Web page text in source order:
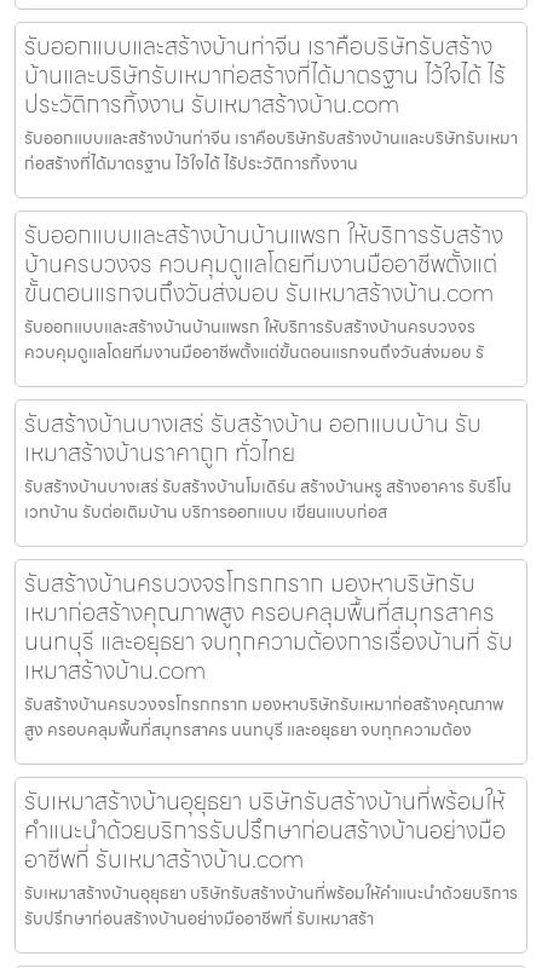
รับออกแบบและสร้างบ้านท่าจีน เราคือบริษัทรับสร้าง
บ้านและบริษัทรับเหมาก่อสร้างที่ได้มาตรฐาน ไว้ใจได้ ไร้
ประวัติการทิ้งงาน รับเหมาสร้างบ้าน.com
รับออกแบบและสร้างบ้านท่าจีน เราคือบริษัทรับสร้างบ้านและบริษัทรับเหมา
ก่อสร้างที่ได้มาตรฐาน ไว้ใจได้ ไร้ประวัติการทิ้งงาน
รับออกแบบและสร้างบ้านบ้านแพรก ให้บริการรับสร้าง
บ้านครบวงจร ควบคุมดูแลโดยทีมงานมืออาชีพตั้งแต่
ขั้นตอนแรกจนถึงวันส่งมอบ รับเหมาสร้างบ้าน.com
รับออกแบบและสร้างบ้านบ้านแพรก ให้บริการรับสร้างบ้านครบวงจร
ควบคุมดูแลโดยทีมงานมืออาชีพตั้งแต่ขั้นตอนแรกจนถึงวันส่งมอบ รั
รับสร้างบ้านบางเสร่ รับสร้างบ้าน ออกแบบบ้าน รับ
เหมาสร้างบ้านราคาถูก ทั่วไทย
รับสร้างบ้านบางเสร่ รับสร้างบ้านโมเดิร์น สร้างบ้านหรู สร้างอาคาร รับรีโน
เวทบ้าน รับต่อเติมบ้าน บริการออกแบบ เขียนแบบก่อส
รับสร้างบ้านครบวงจรโกรกกราก มองหาบริษัทรับ
เหมาก่อสร้างคุณภาพสูง ครอบคลุมพื้นที่สมุทรสาคร
นนทบุรี และอยุธยา จบทุกความต้องการเรื่องบ้านที่ รับ
เหมาสร้างบ้าน.com
รับสร้างบ้านครบวงจรโกรกกราก มองหาบริษัทรับเหมาก่อสร้างคุณภาพ
สูง ครอบคลุมพื้นที่สมุทรสาคร นนทบุรี และอยุธยา จบทุกความต้อง
รับเหมาสร้างบ้านอุยุธยา บริษัทรับสร้างบ้านที่พร้อมให้
คำแนะนำด้วยบริการรับปรึกษาก่อนสร้างบ้านอย่างมือ
อาชีพที่ รับเหมาสร้างบ้าน.com
รับเหมาสร้างบ้านอุยุธยา บริษัทรับสร้างบ้านที่พร้อมให้คำแนะนำด้วยบริการ
รับปรึกษาก่อนสร้างบ้านอย่างมืออาชีพที่ รับเหมาสร้า